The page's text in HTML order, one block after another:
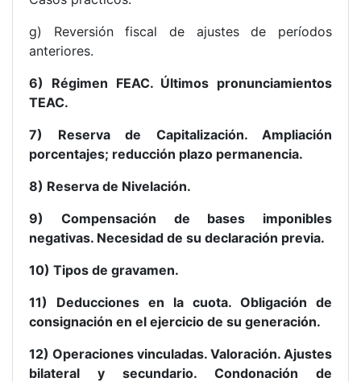
g) Reversión fiscal de ajustes de períodos
anteriores.
6) Régimen FEAC. Últimos pronunciamientos
TEAC.
7) Reserva de Capitalización. Ampliación
porcentajes; reducción plazo permanencia.
8) Reserva de Nivelación.
9) Compensación de bases imponibles
negativas. Necesidad de su declaración previa.
10) Tipos de gravamen.
11) Deducciones en la cuota. Obligación de
consignación en el ejercicio de su generación.
12) Operaciones vinculadas. Valoración. Ajustes
bilateral y secundario. Condonación de